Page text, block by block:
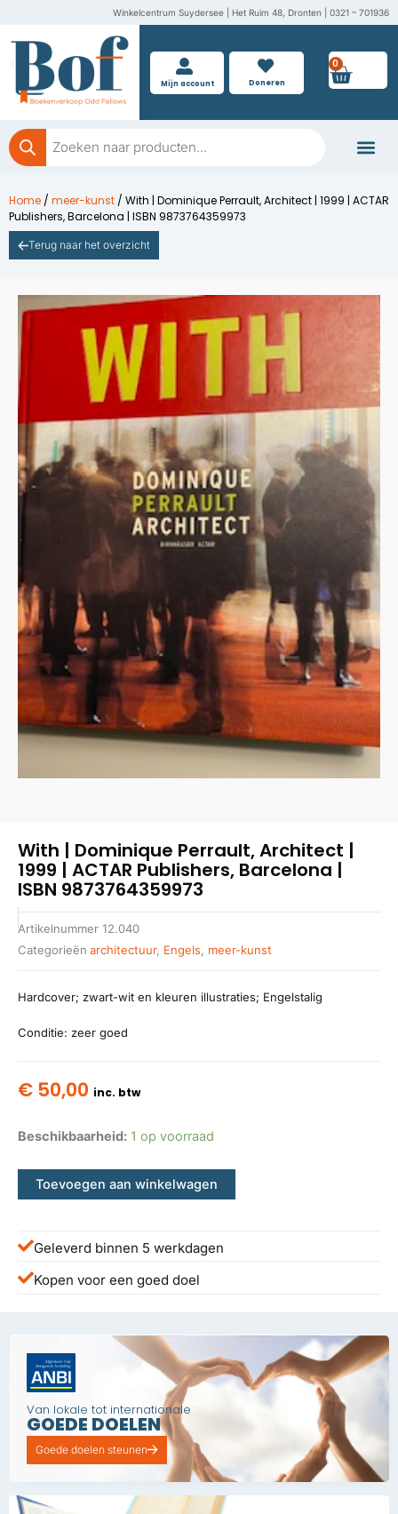
inhoud
Winkelcentrum Suydersee | Het Ruim 48, Dronten | 0321 – 701936
Mijn account Doneren
0
Producten
zoeken
Home / meer-kunst / With | Dominique Perrault, Architect | 1999 | ACTAR
Publishers, Barcelona | ISBN 9873764359973
Terug naar het overzicht
With | Dominique Perrault, Architect |
1999 | ACTAR Publishers, Barcelona |
ISBN 9873764359973
Artikelnummer 12.040
Categorieën architectuur, Engels meer-kunst
Hardcover; zwart-wit en kleuren illustraties; Engelstalig
Conditie: zeer goed
€ 50,00 inc. btw
Beschikbaarheid: 1 op voorraad
Toevoegen aan winkelwagen
Geleverd binnen 5 werkdagen
Kopen voor een goed doel
Van lokale tot internationale
GOEDE DOELEN
Goede doelen steunen